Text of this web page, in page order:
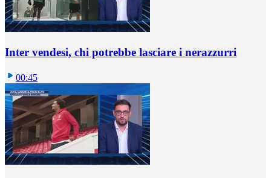
Inter vendesi, chi potrebbe lasciare i nerazzurri
00:45